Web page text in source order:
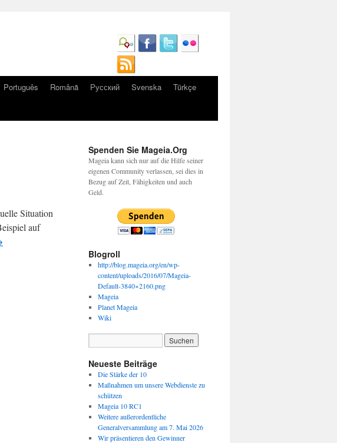
Português Română Русский Svenska
Türkçe
Situation
auf
Spenden Sie Mageia.Org
Mageia kann sich nur auf die Hilfe seiner
eigenen Community verlassen, sei dies in
Bezug auf Zeit, Fähigkeiten und auch
Geld.
Blogroll
http://blog.mageia.org/en/wp-
content/uploads/2016/07/Mageia-
Default-3840×2160.png
Mageia
Planet Mageia
Wiki
Neueste Beiträge
Die Stärke der 10
Maßnahmen um unsere Webdienste zu
schützen
Mageia 10 RC1
Weitere außerordentliche
Generalversammlung am 7. Mai 2026
Wir präsentieren den Gewinner